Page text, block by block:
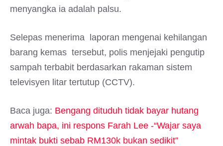
menyangka ia adalah palsu.
Selepas menerima laporan mengenai kehilangan
barang kemas tersebut, polis menjejaki pengutip
sampah terbabit berdasarkan rakaman sistem
televisyen litar tertutup (CCTV).
Baca juga: Bengang dituduh tidak bayar hutang
arwah bapa, ini respons Farah Lee -“Wajar saya
mintak bukti sebab RM130k bukan sedikit”